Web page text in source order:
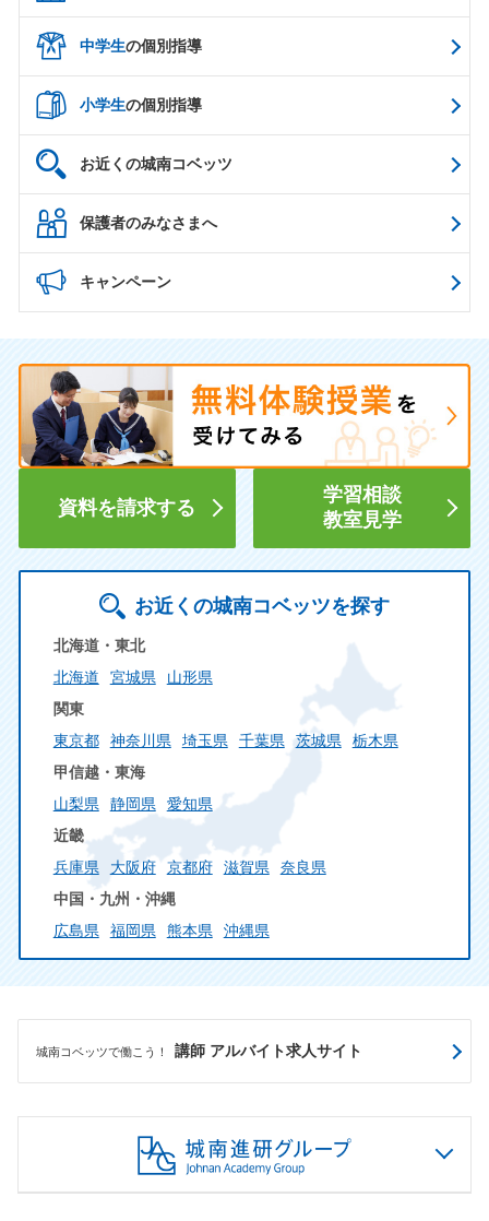
中学生の個別指導
小学生の個別指導
お近くの城南コベッツ
保護者のみなさまへ
キャンペーン
資料を請求する
学習相談
教室見学
お近くの城南コベッツを探す
北海道・東北
北海道
宮城県
山形県
関東
東京都
神奈川県 埼玉県 千葉県 茨城県
栃木県
甲信越・東海
山梨県
静岡県
愛知県
近畿
兵庫県
大阪府 京都府 滋賀県
奈良県
中国・九州・沖縄
広島県
福岡県 熊本県 沖縄県
城南コベッツで働こう！ 講師 アルバイト求人サイト